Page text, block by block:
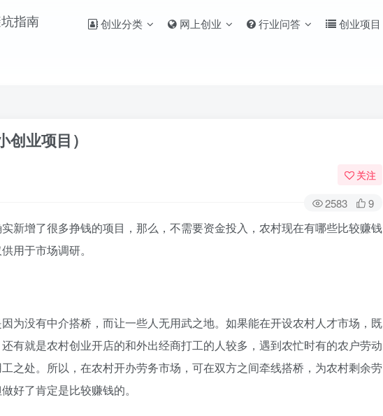
创业分类 网上创业 行业问答 创业项目
业项目）
关注
2583 9
新增了很多挣钱的项目，那么，不需要资金投入，农村现在有哪些比较赚钱
用于市场调研。
没有中介搭桥，而让一些人无用武之地。如果能在开设农村人才市场，既
有就是农村创业开店的和外出经商打工的人较多，遇到农忙时有的农户劳动
之处。所以，在农村开办劳务市场，可在双方之间牵线搭桥，为农村剩余劳
好了肯定是比较赚钱的。